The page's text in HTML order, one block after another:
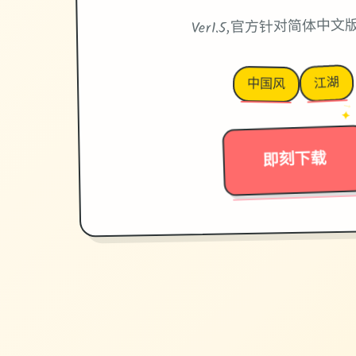
Ver1.5,官方针对简体中文
中国风 江湖
即刻下载
→
✦